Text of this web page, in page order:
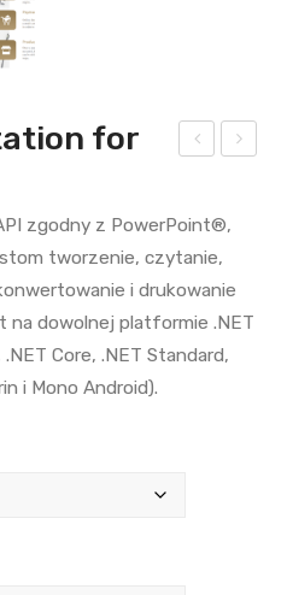
for
zgodny z PowerPoint®,
tworzenie, czytanie,
i drukowanie
na dowolnej platformie .NET
Core, .NET Standard,
i Mono Android).